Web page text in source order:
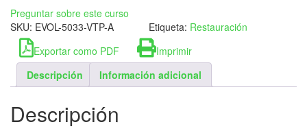
Preguntar sobre este curso
SKU: EVOL-5033-VTP-A Etiqueta: Restauración
Exportar como PDF
Imprimir
Descripción
Información adicional
Descripción